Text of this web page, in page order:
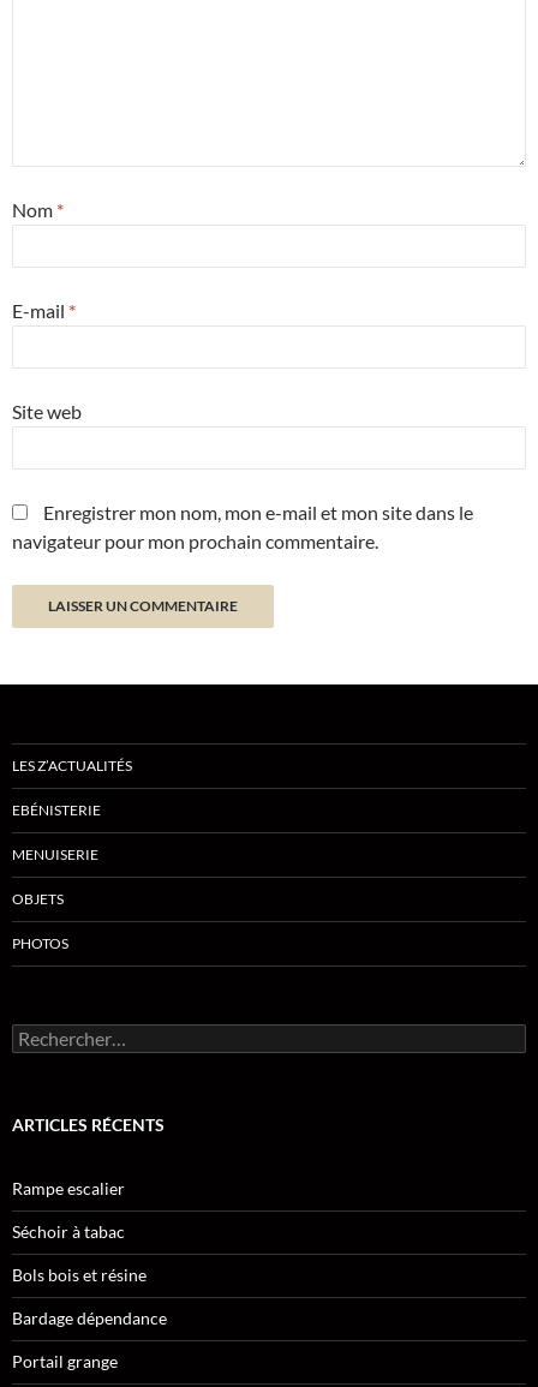
Nom *
E-mail *
Site web
Enregistrer mon nom, mon e-mail et mon site dans le
navigateur pour mon prochain commentaire.
LES Z’ACTUALITÉS
EBÉNISTERIE
MENUISERIE
OBJETS
PHOTOS
Rechercher :
ARTICLES RÉCENTS
Rampe escalier
Séchoir à tabac
Bols bois et résine
Bardage dépendance
Portail grange